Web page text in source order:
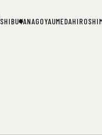
SHIBUYANAGOYAUMEDA